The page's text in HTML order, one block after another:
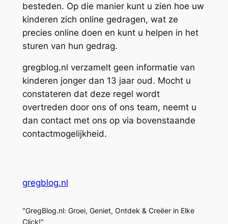
besteden. Op die manier kunt u zien hoe uw
kinderen zich online gedragen, wat ze
precies online doen en kunt u helpen in het
sturen van hun gedrag.
gregblog.nl verzamelt geen informatie van
kinderen jonger dan 13 jaar oud. Mocht u
constateren dat deze regel wordt
overtreden door ons of ons team, neemt u
dan contact met ons op via bovenstaande
contactmogelijkheid.
gregblog.nl
"GregBlog.nl: Groei, Geniet, Ontdek & Creëer in Elke
Click!"